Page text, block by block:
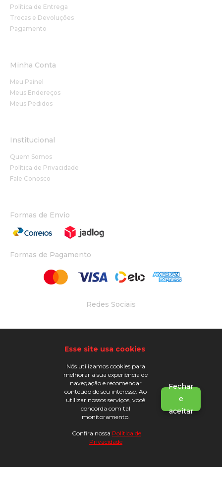
Esse site usa cookies
Nós utilizamos cookies para
melhorar a sua experiência de
navegação e recomendar
conteúdo de seu interesse. Ao
utilizar nossos serviços, você
concorda com tal
monitoramento.
Confira nossa Política de
Privacidade
Fechar
e
aceitar
Política de Entrega
Trocas e Devoluções
Pagamento
Minha Conta
Meu Painel
Meus Endereços
Meus Pedidos
Institucional
Quem Somos
Política de Privacidade
Fale Conosco
Formas de Envio
Formas de Pagamento
Redes Sociais
Desenvolvido Por
Ogunjá - CNPJ: 31.533.699/0001-89 © | Todos os